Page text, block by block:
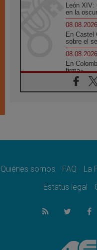
León
en la
08.08.2026
En Castel
sobre el
08.08.2026
En
firma»
08.08.2026
En
se
Honduras:
crisis
Bokalic:
el
Quiénes somos FAQ La
Estatus legal